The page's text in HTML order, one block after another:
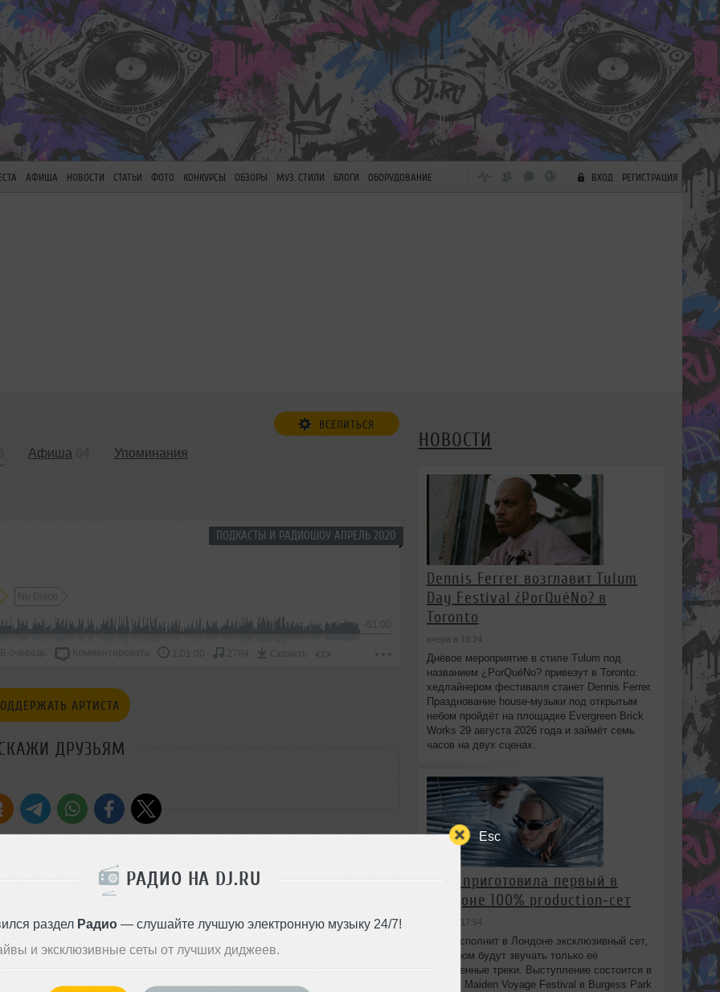
Esc
РАДИО НА DJ.RU
раздел Радио— слушайте лучшую электронную музыку 24/7!
и эксклюзивные сеты от лучших диджеев.
АФИША НОВОСТИ СТАТЬИ ФОТО КОНКУРСЫ ОБЗОРЫ МУЗ. СТИЛИ БЛОГИ ОБОРУДОВАНИЕ ВХОД РЕГИСТРАЦИЯ
ВСЕЛИТЬСЯ
Афиша Упоминания
ПОДКАСТЫ И РАДИОШОУ АПРЕЛЬ 2020
Nu Disco
-61:00
В очередь Комментировать 2784 Скачать </>
АРТИСТА
ДРУЗЬЯМ
Deep House
Добавлен: 10 апреля 2020, 02:14
НОВОСТИ
Dennis Ferrer возглавит Tulum
Day Festival ¿PorQuéNo? в
Toronto
вчера в 18:24
Днёвое мероприятие в стиле Tulum под
названием ¿PorQuéNo? привезут в Toronto:
хедлайнером фестиваля станет Dennis Ferrer.
Празднование house-музыки под открытым
небом пройдёт на площадке Evergreen Brick
Works 29 августа 2026 года и займёт семь
часов на двух сценах.
HAAi приготовила первый в
Лондоне 100% production‑сет
вчера в 17:54
HAAi исполнит в Лондоне эксклюзивный сет,
в котором будут звучать только её
собственные треки. Выступление состоится в
рамках Maiden Voyage Festival в Burgess Park